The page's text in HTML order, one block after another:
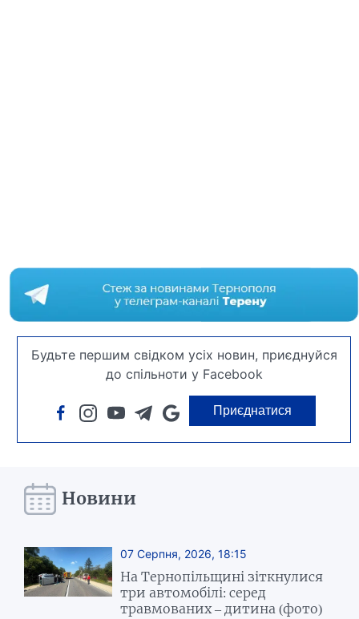
Будьте першим свідком усіх новин, приєднуйся
до спільноти у Facebook
Приєднатися
Новини
07 Серпня, 2026, 18:15
На Тернопільщині зіткнулися
три автомобілі: серед
травмованих – дитина (фото)